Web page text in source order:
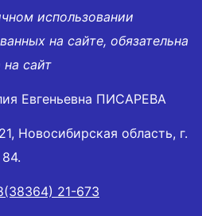
использовании
на сайте, обязательна
на сайт
Евгеньевна ПИСАРЕВА
Новосибирская область, г.
21-673